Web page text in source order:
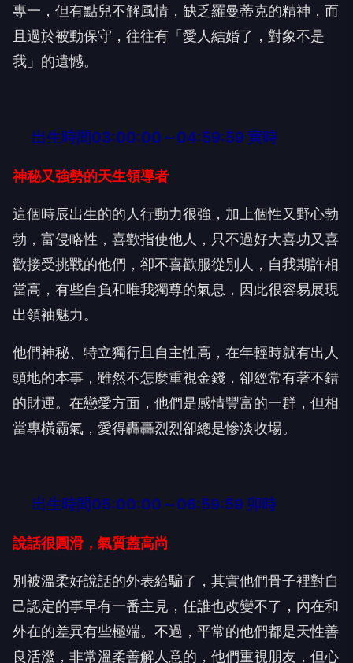
專一，但有點兒不解風情，缺乏羅曼蒂克的精神，而
且過於被動保守，往往有「愛人結婚了，對象不是
我」的遺憾。
出生時間03:00:00～04:59:59 寅時
神秘又強勢的天生領導者
這個時辰出生的的人行動力很強，加上個性又野心勃
勃，富侵略性，喜歡指使他人，只不過好大喜功又喜
歡接受挑戰的他們，卻不喜歡服從別人，自我期許相
當高，有些自負和唯我獨尊的氣息，因此很容易展現
出領袖魅力。
他們神秘、特立獨行且自主性高，在年輕時就有出人
頭地的本事，雖然不怎麼重視金錢，卻經常有著不錯
的財運。在戀愛方面，他們是感情豐富的一群，但相
當專橫霸氣，愛得轟轟烈烈卻總是慘淡收場。
出生時間05:00:00～06:59:59 卯時
說話很圓滑，氣質蓋高尚
別被溫柔好說話的外表給騙了，其實他們骨子裡對自
己認定的事早有一番主見，任誰也改變不了，內在和
外在的差異有些極端。不過，平常的他們都是天性善
良活潑，非常溫柔善解人意的，他們重視朋友，但心